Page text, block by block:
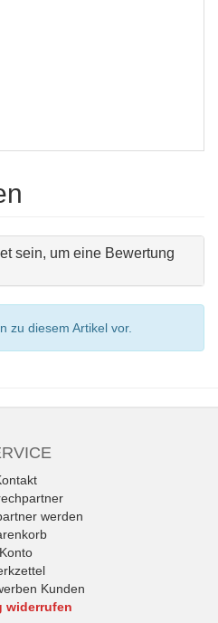
sein, um eine Bewertung
zu diesem Artikel vor.
werden
Konto
Kunden
widerrufen